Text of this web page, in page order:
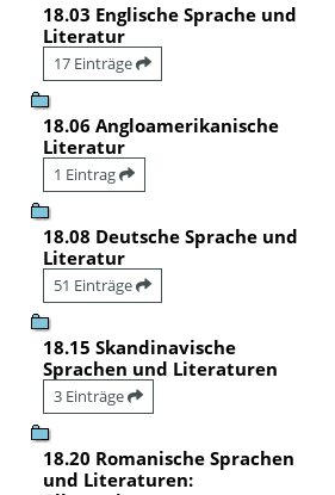
18.03 Englische Sprache und
Literatur
17 Einträge
18.06 Angloamerikanische
Literatur
1 Eintrag
18.08 Deutsche Sprache und
Literatur
51 Einträge
18.15 Skandinavische
Sprachen und Literaturen
3 Einträge
18.20 Romanische Sprachen
und Literaturen: